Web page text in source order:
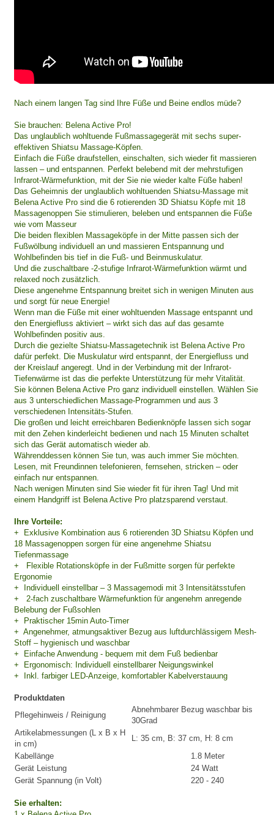
Nach einem langen Tag sind Ihre Füße und Beine endlos müde?
Sie brauchen: Belena Active Pro!
Das unglaublich wohltuende Fußmassagegerät mit sechs super-
effektiven Shiatsu Massage-Köpfen.
Einfach die Füße draufstellen, einschalten, sich wieder fit massieren
lassen – und entspannen. Perfekt belebend mit der mehrstufigen
Infrarot-Wärmefunktion, mit der Sie nie wieder kalte Füße haben!
Das Geheimnis der unglaublich wohltuenden Shiatsu-Massage mit
Belena Active Pro sind die 6 rotierenden 3D Shiatsu Köpfe mit 18
Massagenoppen Sie stimulieren, beleben und entspannen die Füße
wie vom Masseur
Die beiden flexiblen Massageköpfe in der Mitte passen sich der
Fußwölbung individuell an und massieren Entspannung und
Wohlbefinden bis tief in die Fuß- und Beinmuskulatur.
Und die zuschaltbare -2-stufige Infrarot-Wärmefunktion wärmt und
relaxed noch zusätzlich.
Diese angenehme Entspannung breitet sich in wenigen Minuten aus
und sorgt für neue Energie!
Wenn man die Füße mit einer wohltuenden Massage entspannt und
den Energiefluss aktiviert – wirkt sich das auf das gesamte
Wohlbefinden positiv aus.
Durch die gezielte Shiatsu-Massagetechnik ist Belena Active Pro
dafür perfekt. Die Muskulatur wird entspannt, der Energiefluss und
der Kreislauf angeregt. Und in der Verbindung mit der Infrarot-
Tiefenwärme ist das die perfekte Unterstützung für mehr Vitalität.
Sie können Belena Active Pro ganz individuell einstellen. Wählen Sie
aus 3 unterschiedlichen Massage-Programmen und aus 3
verschiedenen Intensitäts-Stufen.
Die großen und leicht erreichbaren Bedienknöpfe lassen sich sogar
mit den Zehen kinderleicht bedienen und nach 15 Minuten schaltet
sich das Gerät automatisch wieder ab.
Währenddessen können Sie tun, was auch immer Sie möchten.
Lesen, mit Freundinnen telefonieren, fernsehen, stricken – oder
einfach nur entspannen.
Nach wenigen Minuten sind Sie wieder fit für ihren Tag! Und mit
einem Handgriff ist Belena Active Pro platzsparend verstaut.
Ihre Vorteile:
+ Exklusive Kombination aus 6 rotierenden 3D Shiatsu Köpfen und
18 Massagenoppen sorgen für eine angenehme Shiatsu
Tiefenmassage
+ Flexible Rotationsköpfe in der Fußmitte sorgen für perfekte
Ergonomie
+ Individuell einstellbar – 3 Massagemodi mit 3 Intensitätsstufen
+ 2-fach zuschaltbare Wärmefunktion für angenehm anregende
Belebung der Fußsohlen
+ Praktischer 15min Auto-Timer
+ Angenehmer, atmungsaktiver Bezug aus luftdurchlässigem Mesh-
Stoff – hygienisch und waschbar
+ Einfache Anwendung - bequem mit dem Fuß bedienbar
+ Ergonomisch: Individuell einstellbarer Neigungswinkel
+ Inkl. farbiger LED-Anzeige, komfortabler Kabelverstauung
Produktdaten
Pflegehinweis / Reinigung
Abnehmbarer Bezug waschbar bis
30Grad
Artikelabmessungen (L x B x H
in cm)
L: 35 cm, B: 37 cm, H: 8 cm
Kabellänge
1.8 Meter
Gerät Leistung
24 Watt
Gerät Spannung (in Volt)
220 - 240
Sie erhalten: